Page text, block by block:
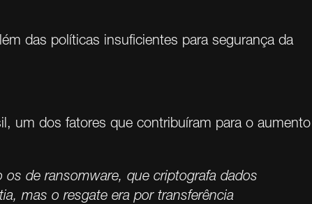
das políticas insuficientes para segurança da
um dos fatores que contribuíram para o aumento
de ransomware, que criptografa dados
mas o resgate era por transferência